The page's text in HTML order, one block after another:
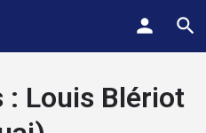
: Louis Blériot